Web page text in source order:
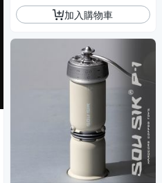
加入購物車